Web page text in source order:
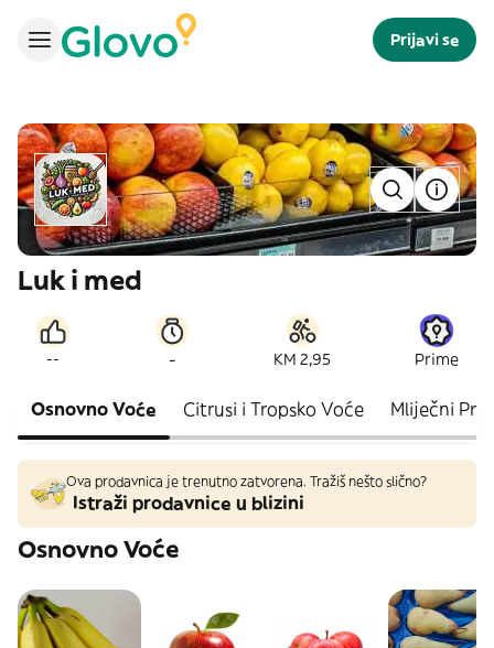
Prijavi se
Luk i med
-- - KM 2,95 Prime
Osnovno Voće Citrusi i Tropsko Voće Mliječni
Ova prodavnica je trenutno zatvorena. Tražiš nešto slično?
Istraži prodavnice u blizini
Osnovno Voće